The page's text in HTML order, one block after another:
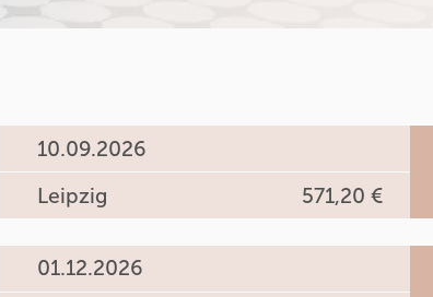
10.09.2026
Leipzig
571,20 €
01.12.2026